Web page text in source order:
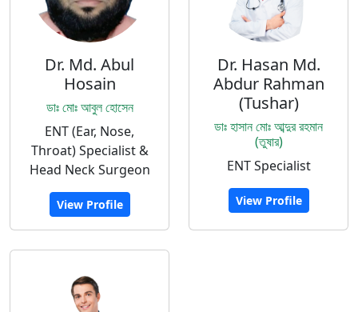
Dr. Md. Abul
Hosain
ডাঃ মোঃ আবুল হোসেন
ENT (Ear, Nose,
Throat) Specialist &
Head Neck Surgeon
View Profile
Dr. Hasan Md.
Abdur Rahman
(Tushar)
ডাঃ হাসান মোঃ আব্দুর রহমান
(তুষার)
ENT Specialist
View Profile